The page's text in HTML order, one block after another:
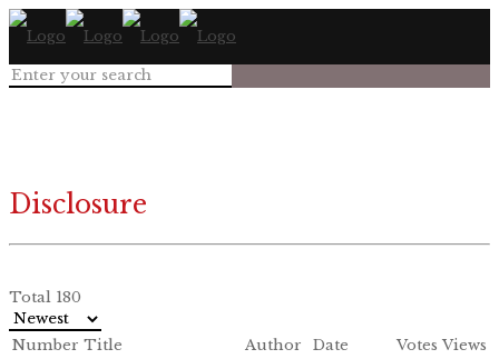
Disclosure
Total 180
Number Title Author Date Votes Views